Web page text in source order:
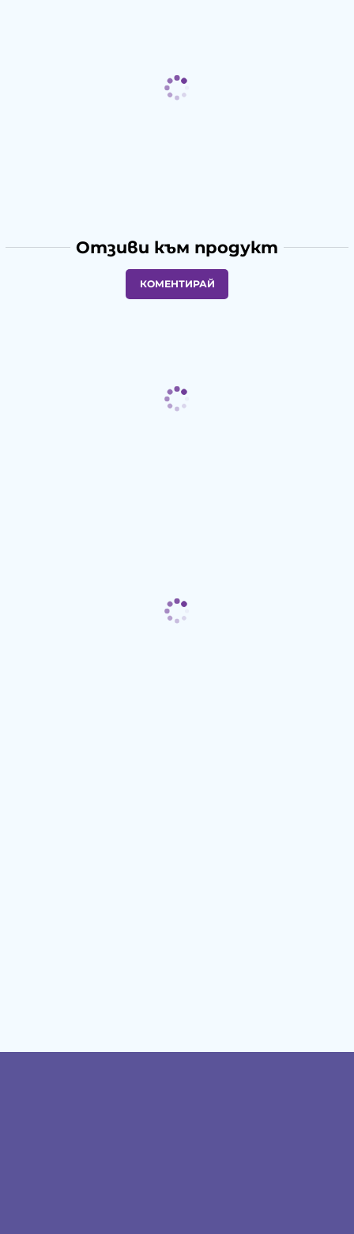
Отзиви към продукт
КОМЕНТИРАЙ